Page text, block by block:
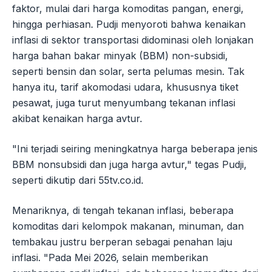
faktor, mulai dari harga komoditas pangan, energi,
hingga perhiasan. Pudji menyoroti bahwa kenaikan
inflasi di sektor transportasi didominasi oleh lonjakan
harga bahan bakar minyak (BBM) non-subsidi,
seperti bensin dan solar, serta pelumas mesin. Tak
hanya itu, tarif akomodasi udara, khususnya tiket
pesawat, juga turut menyumbang tekanan inflasi
akibat kenaikan harga avtur.
"Ini terjadi seiring meningkatnya harga beberapa jenis
BBM nonsubsidi dan juga harga avtur," tegas Pudji,
seperti dikutip dari 55tv.co.id.
Menariknya, di tengah tekanan inflasi, beberapa
komoditas dari kelompok makanan, minuman, dan
tembakau justru berperan sebagai penahan laju
inflasi. "Pada Mei 2026, selain memberikan